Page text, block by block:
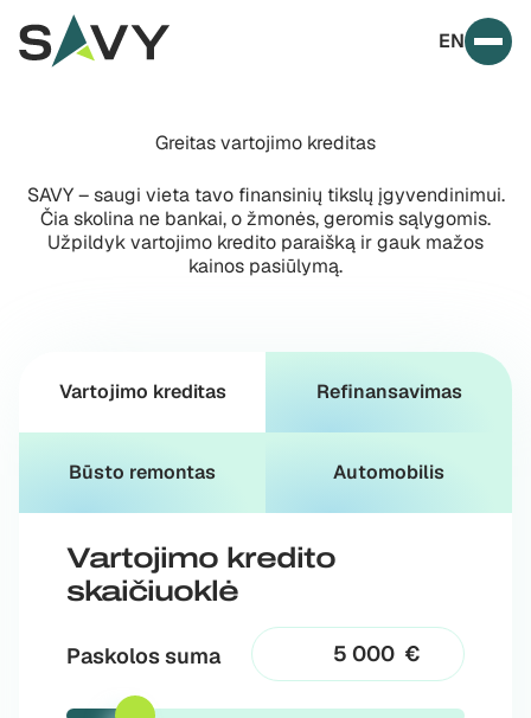
Skip to content
EN
Greitas vartojimo kreditas
SAVY – saugi vieta tavo finansinių tikslų įgyvendinimui.
Čia skolina ne bankai, o žmonės, geromis sąlygomis.
Užpildyk vartojimo kredito paraišką ir gauk mažos
kainos pasiūlymą.
Vartojimo kreditas Refinansavimas
Būsto remontas Automobilis
Vartojimo kredito
skaičiuoklė
Paskolos suma €